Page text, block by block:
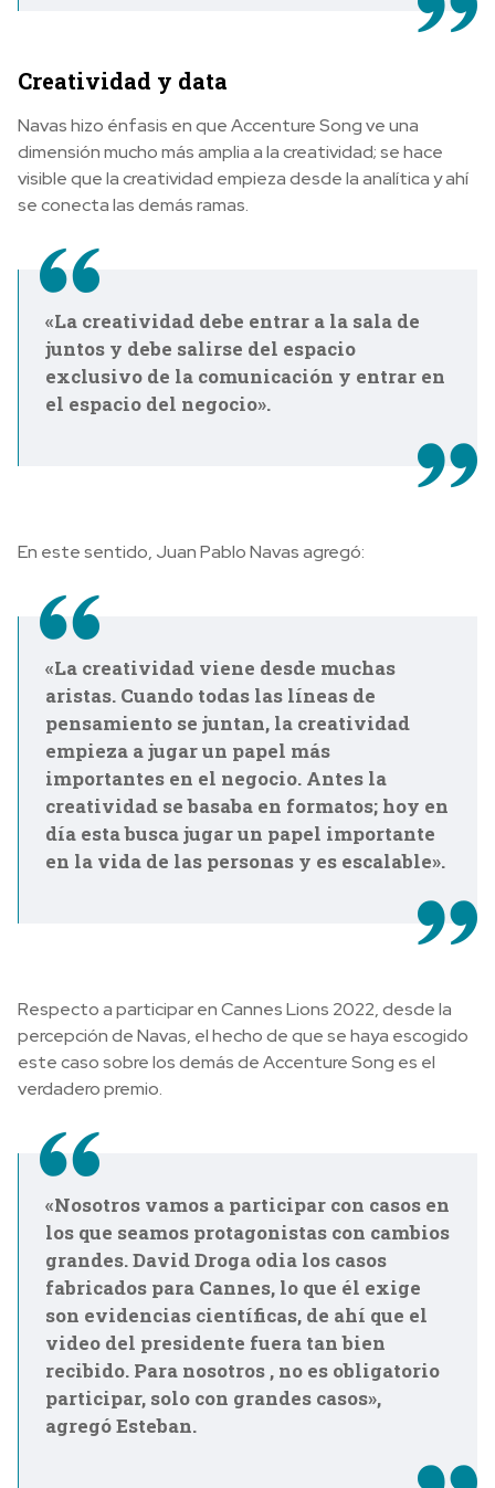
Creatividad y data
Navas hizo énfasis en que Accenture Song ve una
dimensión mucho más amplia a la creatividad; se hace
visible que la creatividad empieza desde la analítica y ahí
se conecta las demás ramas.
«La creatividad debe entrar a la sala de
juntos y debe salirse del espacio
exclusivo de la comunicación y entrar en
el espacio del negocio».
En este sentido, Juan Pablo Navas agregó:
«La creatividad viene desde muchas
aristas. Cuando todas las líneas de
pensamiento se juntan, la creatividad
empieza a jugar un papel más
importantes en el negocio. Antes la
creatividad se basaba en formatos; hoy en
día esta busca jugar un papel importante
en la vida de las personas y es escalable».
Respecto a participar en Cannes Lions 2022, desde la
percepción de Navas, el hecho de que se haya escogido
este caso sobre los demás de Accenture Song es el
verdadero premio.
«Nosotros vamos a participar con casos en
los que seamos protagonistas con cambios
grandes. David Droga odia los casos
fabricados para Cannes, lo que él exige
son evidencias científicas, de ahí que el
video del presidente fuera tan bien
recibido. Para nosotros , no es obligatorio
participar, solo con grandes casos»,
agregó Esteban.